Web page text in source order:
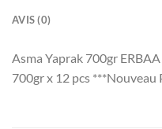
AVIS (0)
Asma Yaprak 700gr
700gr x 12 pcs ***Nouveau